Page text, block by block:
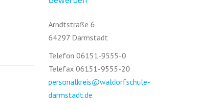
Arndtstraße 6
64297 Darmstadt
Telefon 06151-9555-0
Telefax 06151-9555-20
personalkreis@waldorfschule-
darmstadt.de